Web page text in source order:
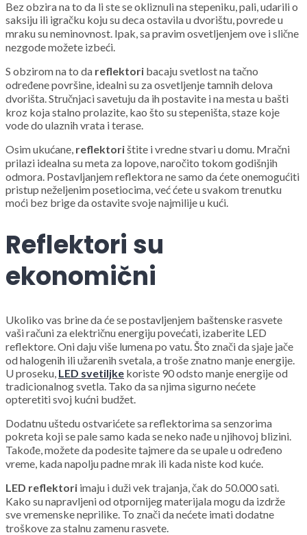
Bez obzira na to da li ste se okliznuli na stepeniku, pali, udarili o
saksiju ili igračku koju su deca ostavila u dvorištu, povrede u
mraku su neminovnost. Ipak, sa pravim osvetljenjem ove i slične
nezgode možete izbeći.
S obzirom na to da reflektori bacaju svetlost na tačno
određene površine, idealni su za osvetljenje tamnih delova
dvorišta. Stručnjaci savetuju da ih postavite i na mesta u bašti
kroz koja stalno prolazite, kao što su stepeništa, staze koje
vode do ulaznih vrata i terase.
Osim ukućane, reflektorištite i vredne stvari u domu. Mračni
prilazi idealna su meta za lopove, naročito tokom godišnjih
odmora. Postavljanjem reflektora ne samo da ćete onemogućiti
pristup neželjenim posetiocima, već ćete u svakom trenutku
moći bez brige da ostavite svoje najmilije u kući.
Reflektori su
ekonomični
Ukoliko vas brine da će se postavljenjem baštenske rasvete
vaši računi za električnu energiju povećati, izaberite LED
reflektore. Oni daju više lumena po vatu. Što znači da sjaje jače
od halogenih ili užarenih svetala, a troše znatno manje energije.
U proseku, LED svetiljke koriste 90 odsto manje energije od
tradicionalnog svetla. Tako da sa njima sigurno nećete
opteretiti svoj kućni budžet.
Dodatnu uštedu ostvarićete sa reflektorima sa senzorima
pokreta koji se pale samo kada se neko nađe u njihovoj blizini.
Takođe, možete da podesite tajmere da se upale u određeno
vreme, kada napolju padne mrak ili kada niste kod kuće.
LED reflektori imaju i duži vek trajanja, čak do 50.000 sati.
Kako su napravljeni od otpornijeg materijala mogu da izdrže
sve vremenske neprilike. To znači da nećete imati dodatne
troškove za stalnu zamenu rasvete.